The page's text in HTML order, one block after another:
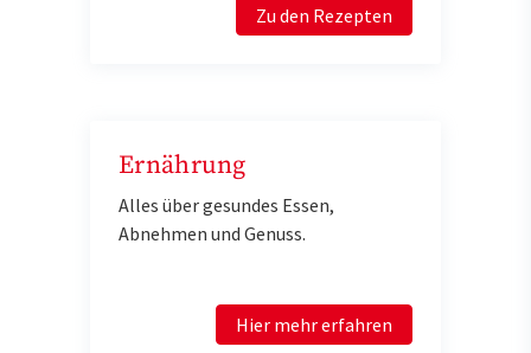
Zu den Rezepten
Ernährung
Alles über gesundes Essen,
Abnehmen und Genuss.
Hier mehr erfahren